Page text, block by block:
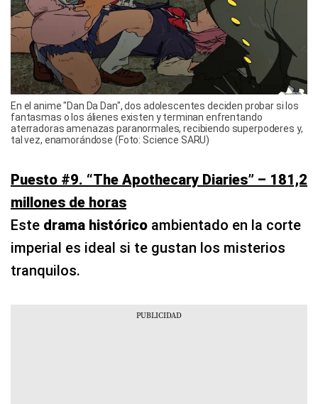
En el anime "Dan Da Dan", dos adolescentes deciden probar si los
fantasmas o los álienes existen y terminan enfrentando
aterradoras amenazas paranormales, recibiendo superpoderes y,
tal vez, enamorándose (Foto: Science SARU)
Puesto #9. “The Apothecary Diaries” – 181,2
millones de horas
Este drama histórico ambientado en la corte
imperial es ideal si te gustan los misterios
tranquilos.